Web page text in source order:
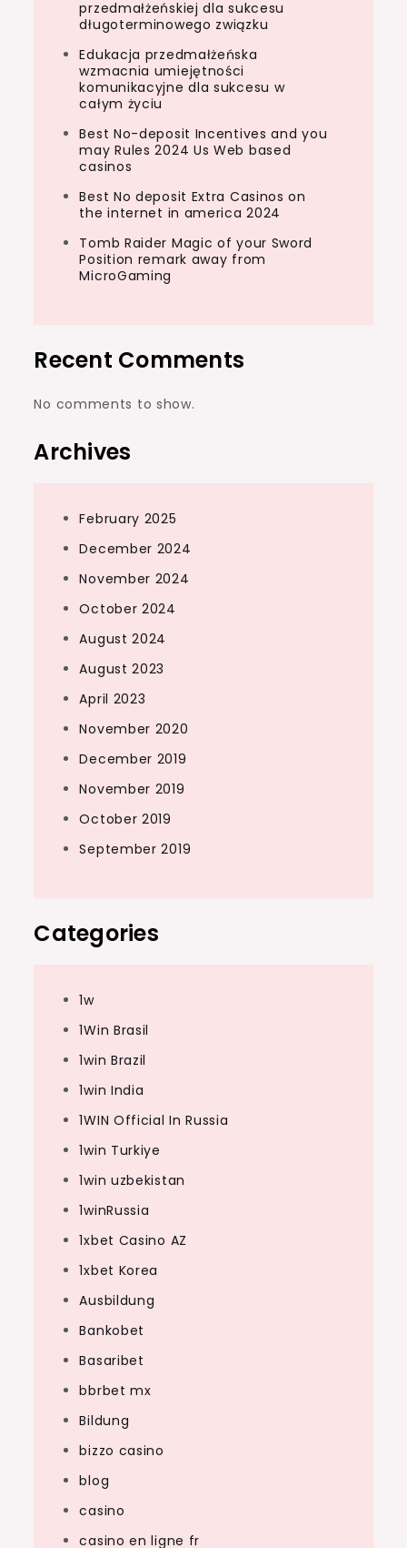
przedmałżeńskiej dla sukcesu
długoterminowego związku
Edukacja przedmałżeńska
wzmacnia umiejętności
komunikacyjne dla sukcesu w
całym życiu
Best No-deposit Incentives and you
may Rules 2024 Us Web based
casinos
Best No deposit Extra Casinos on
the internet in america 2024
Tomb Raider Magic of your Sword
Position remark away from
MicroGaming
Recent Comments
No comments to show.
Archives
February 2025
December 2024
November 2024
October 2024
August 2024
August 2023
April 2023
November 2020
December 2019
November 2019
October 2019
September 2019
Categories
1w
1Win Brasil
1win Brazil
1win India
1WIN Official In Russia
1win Turkiye
1win uzbekistan
1winRussia
1xbet Casino AZ
1xbet Korea
Ausbildung
Bankobet
Basaribet
bbrbet mx
Bildung
bizzo casino
blog
casino
casino en ligne fr